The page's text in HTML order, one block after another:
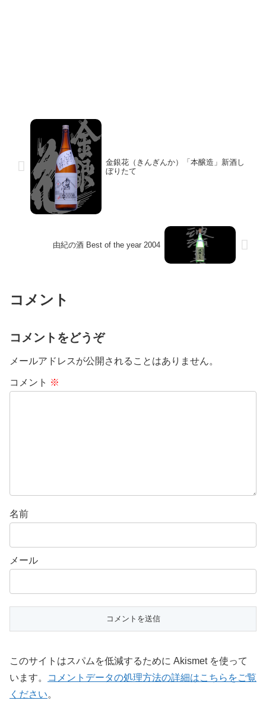
金銀花（きんぎんか）「本醸造」新酒し
ぼりたて
由紀の酒 Best of the year 2004
コメント
コメントをどうぞ
メールアドレスが公開されることはありません。
コメント ※
名前
メール
このサイトはスパムを低減するために Akismet を使って
います。
コメントデータの処理方法の詳細はこちらをご覧
ください。